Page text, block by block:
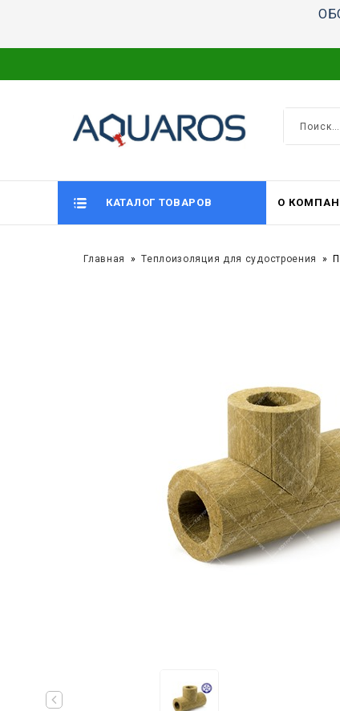
КАТАЛОГ ТОВАРОВ О
Главная Теплоизоляция для судостроения